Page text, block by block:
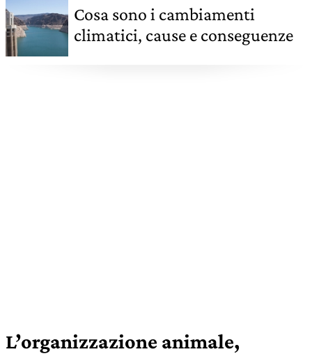
Cosa sono i cambiamenti
climatici, cause e conseguenze
L’organizzazione animale,